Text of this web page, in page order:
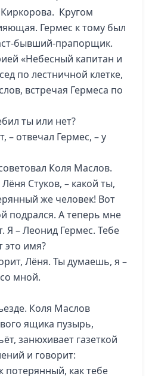
Киркорова. Кругом
Гермес к тому был
бывший-прапорщик.
«Небесный капитан и
по лестничной клетке,
встречая Гермеса по
ты или нет?
– отвечал Гермес, – у
Коля Маслов.
Стуков, – какой ты,
же человек! Вот
подрался. А теперь мне
Я – Леонид Гермес. Тебе
это имя?
Лёня. Ты думаешь, я –
мной.
Коля Маслов
ящика пузырь,
занюхивает газеткой
и говорит:
потерянный, как тебе